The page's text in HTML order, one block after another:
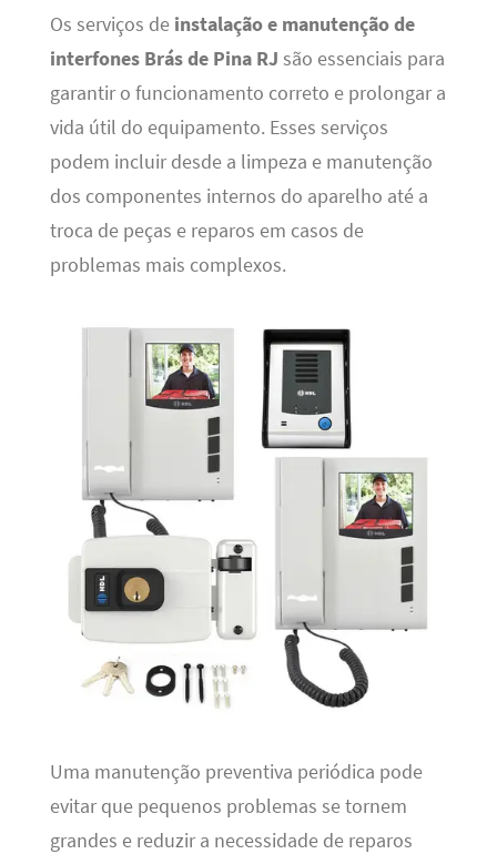
Os serviços de instalação e manutenção de
interfones Brás de Pina RJ são essenciais para
garantir o funcionamento correto e prolongar a
vida útil do equipamento. Esses serviços
podem incluir desde a limpeza e manutenção
dos componentes internos do aparelho até a
troca de peças e reparos em casos de
problemas mais complexos.
Uma manutenção preventiva periódica pode
evitar que pequenos problemas se tornem
grandes e reduzir a necessidade de reparos